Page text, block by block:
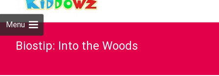
Menu
Biostip: Into the Woods